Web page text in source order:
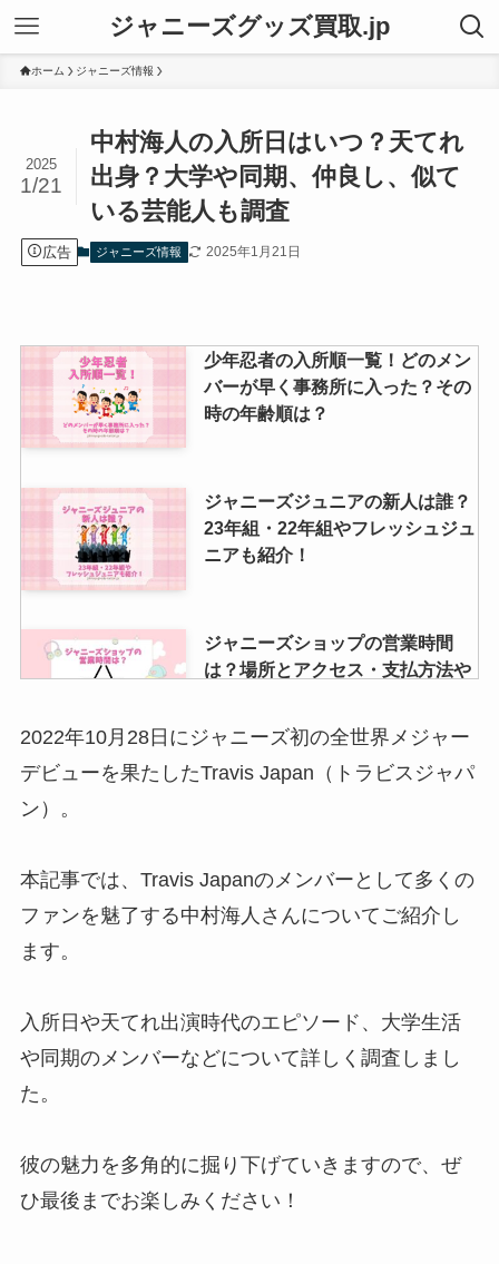
ジャニーズグッズ買取.jp
ホーム ジャニーズ情報
中村海人の入所日はいつ？天てれ
出身？大学や同期、仲良し、似て
いる芸能人も調査
2025
1/21
広告 ジャニーズ情報 2025年1月21日
少年忍者の入所順一覧！どのメン
バーが早く事務所に入った？その
時の年齢順は？
ジャニーズジュニアの新人は誰？
23年組・22年組やフレッシュジュ
ニアも紹介！
ジャニーズショップの営業時間
は？場所とアクセス・支払方法や
カンペうちわでファンサ貰える
ジャニーズグッズの買取のまんだ
ジャニーズ館売れないものとは？
すのチルのぬいぐるみのサイズ
2022年10月28日にジャニーズ初の全世界メジャー
デビューを果たしたTravis Japan（トラビスジャパ
ン）。
本記事では、Travis Japanのメンバーとして多くの
ファンを魅了する中村海人さんについてご紹介し
ます。
入所日や天てれ出演時代のエピソード、大学生活
や同期のメンバーなどについて詳しく調査しまし
た。
彼の魅力を多角的に掘り下げていきますので、ぜ
ひ最後までお楽しみください！